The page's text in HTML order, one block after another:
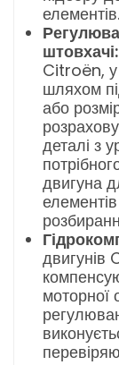
елементів.
штовхачі:
Citroën, у
шляхом
або
деталі з
двигуна
двигунів
моторної